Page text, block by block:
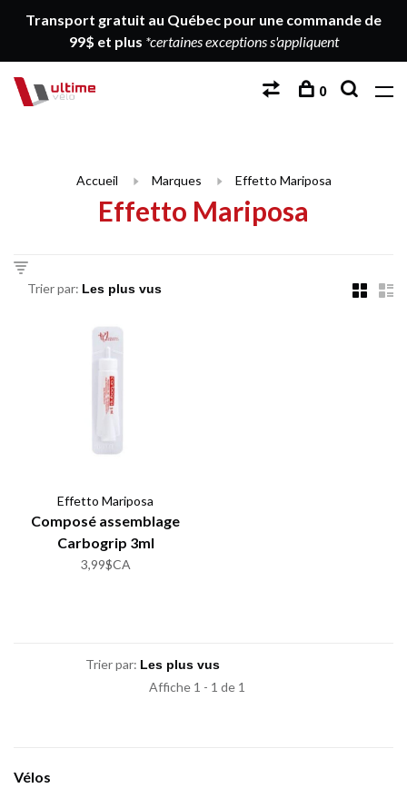
Transport gratuit au Québec pour une commande de
99$ et plus *certaines exceptions s'appliquent
0
Accueil Marques Effetto Mariposa
Effetto Mariposa
Trier par:
Effetto Mariposa
Composé assemblage
Carbogrip 3ml
3,99$CA
Trier par:
Affiche 1 - 1 de 1
Vélos